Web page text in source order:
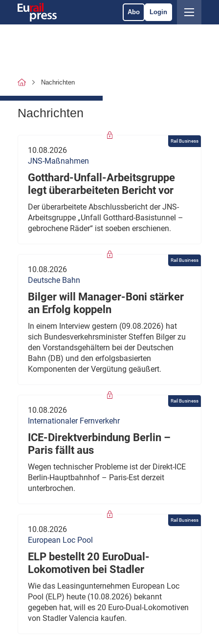
Abo Login
Nachrichten
Nachrichten
Rail Business
10.08.2026
JNS-Maßnahmen
Gotthard-Unfall-Arbeitsgruppe
legt überarbeiteten Bericht vor
Der überarbeitete Abschlussbericht der JNS-
Arbeitsgruppe „Unfall Gotthard-Basistunnel –
gebrochene Räder“ ist soeben erschienen.
Rail Business
10.08.2026
Deutsche Bahn
Bilger will Manager-Boni stärker
an Erfolg koppeln
In einem Interview gestern (09.08.2026) hat
sich Bundesverkehrsminister Steffen Bilger zu
den Vorstandsgehältern bei der Deutschen
Bahn (DB) und den erfolgsbasierten
Komponenten der Vergütung geäußert.
Rail Business
10.08.2026
Internationaler Fernverkehr
ICE-Direktverbindung Berlin –
Paris fällt aus
Wegen technischer Probleme ist der Direkt-ICE
Berlin-Hauptbahnhof – Paris-Est derzeit
unterbrochen.
Rail Business
10.08.2026
European Loc Pool
ELP bestellt 20 EuroDual-
Lokomotiven bei Stadler
Wie das Leasingunternehmen European Loc
Pool (ELP) heute (10.08.2026) bekannt
gegeben hat, will es 20 Euro-Dual-Lokomotiven
von Stadler Valencia kaufen.